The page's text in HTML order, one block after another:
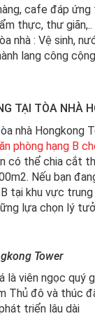
cafe đáp
thực, thư giãn,..
nhà : Vệ sinh,
lang công
TẠI TÒA NHÀ
nhà Hongkong
phòng hạng B
có thể chia cắt
Nếu bạn
tại khu vực
lựa chọn lý
Tower
là viên ngọc quý
Thủ đô và thúc
triển lâu dài